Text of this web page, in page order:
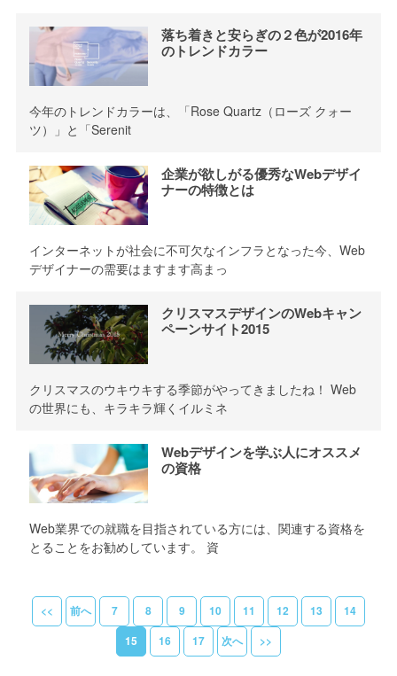
落ち着きと安らぎの２色が2016年
のトレンドカラー
今年のトレンドカラーは、「Rose Quartz（ローズ クォー
ツ）」と「Serenit
企業が欲しがる優秀なWebデザイ
ナーの特徴とは
インターネットが社会に不可欠なインフラとなった今、Web
デザイナーの需要はますます高まっ
クリスマスデザインのWebキャン
ペーンサイト2015
クリスマスのウキウキする季節がやってきましたね！ Web
の世界にも、キラキラ輝くイルミネ
Webデザインを学ぶ人にオススメ
の資格
Web業界での就職を目指されている方には、関連する資格を
とることをお勧めしています。 資
<< 前へ 7 8 9 10 11 12 13
14
15
16 17 次へ >>